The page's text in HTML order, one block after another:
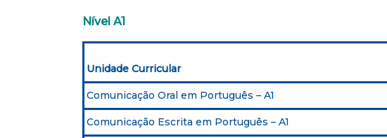
Nível A1
Unidade Curricular
Comunicação Oral em Português – A1
Comunicação Escrita em Português – A1